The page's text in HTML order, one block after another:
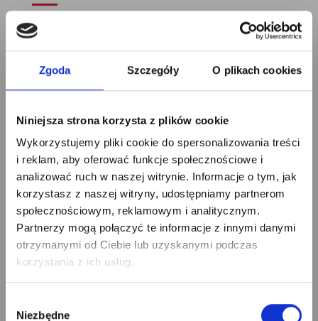
Zgoda Szczegóły O plikach cookies
Niniejsza strona korzysta z plików cookie
Wykorzystujemy pliki cookie do spersonalizowania treści
i reklam, aby oferować funkcje społecznościowe i
analizować ruch w naszej witrynie. Informacje o tym, jak
korzystasz z naszej witryny, udostępniamy partnerom
społecznościowym, reklamowym i analitycznym.
Partnerzy mogą połączyć te informacje z innymi danymi
otrzymanymi od Ciebie lub uzyskanymi podczas
korzystania z ich usług.
zgody
Niezbędne
Opinie o produkcie
Składając zamówienie za pomocą naszego sklepu
internetowego otrzymają Państwo skrzydła:
do sosny zwyczajnej wyróżnia się większą gęstością i
twardością;
- poddawane dodatkowym procesom wykończeniowym w
postaci szlifowania i wygładzania.
Skrzydła serii PREMIUM skonstruowane są z ramiaków,
wykonanych z sezonowanego i klejonego drewna sosnowego,
pozbawionego mikrowczepów, uszlachetnionego sosnowym
fornirem naturalnym o grubości 1mm, które wypełnione są
płycinami z wytrzymałej, fornirowanej płyty MDF oraz/lub
taflami szkła hartowanego o grubości 4mm, zaopatrzonego w
Zapisz się na newsletter
5% RABATU
na pierwsze zakupy!